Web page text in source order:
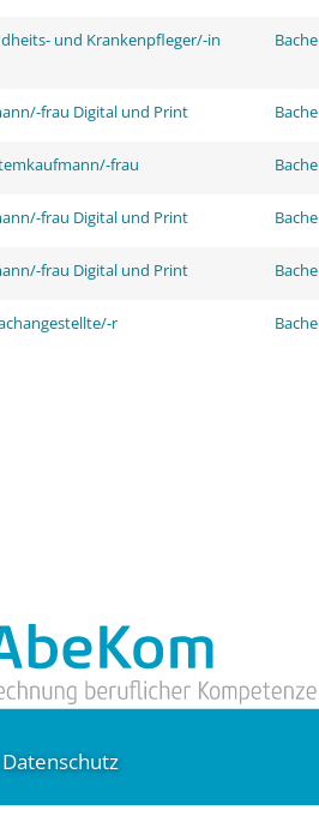
und Krankenpfleger/-in
frau Digital und Print
frau
frau Digital und Print
frau Digital und Print
r
Datenschutz